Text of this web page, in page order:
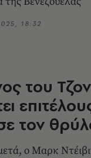
18:32
του
τον
ο Μαρκ